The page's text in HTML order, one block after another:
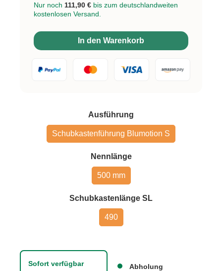
Sofort verfügbar
Abholung
Ausführung
Schubkastenführung Blumotion S
Nennlängeauswählen
500 mm
Schubkastenlänge SL
490
Nur noch 111,90 € bis zum deutschlandweiten
kostenlosen Versand.
In den Warenkorb